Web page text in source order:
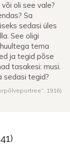
oli see vale?
Sa
sedasi üles
See oligi
tema
ja tegid põse
tasakesi: musi.
sedasi tegid?
1916)
)